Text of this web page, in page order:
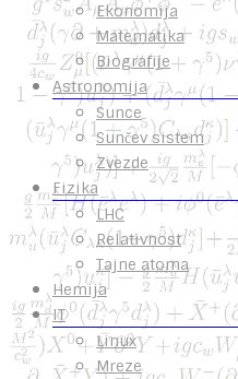
Ekonomija
Matematika
Biografije
Astronomija
Sunce
Sunčev sistem
Zvezde
Fizika
LHC
Relativnost
Tajne atoma
Hemija
IT
Linux
Mreze